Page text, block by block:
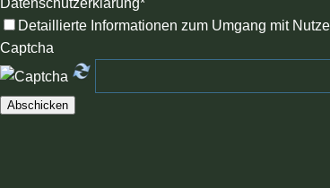
Datenschutzerklärung*
Detaillierte Informationen zum Umgang mit
Captcha
Abschicken